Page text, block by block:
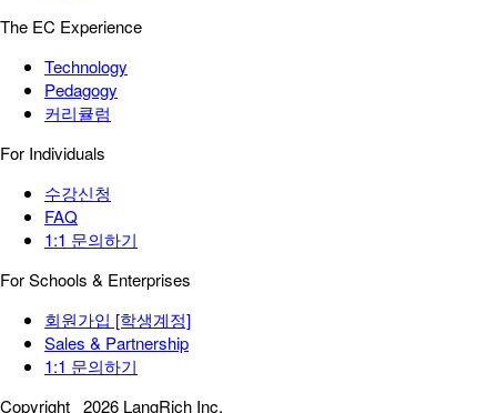
The EC Experience
Technology
Pedagogy
커리큘럼
For Individuals
수강신청
FAQ
1:1 문의하기
For Schools & Enterprises
회원가입 [학생계정]
Sales & Partnership
1:1 문의하기
Copyright 2026 LangRich Inc.